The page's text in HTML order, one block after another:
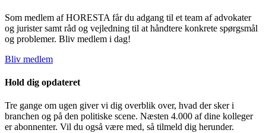
Som medlem af HORESTA får du adgang til et team af advokater
og jurister samt råd og vejledning til at håndtere konkrete spørgsmål
og problemer. Bliv medlem i dag!
Bliv medlem
Hold dig opdateret
Tre gange om ugen giver vi dig overblik over, hvad der sker i
branchen og på den politiske scene. Næsten 4.000 af dine kolleger
er abonnenter. Vil du også være med, så tilmeld dig herunder.